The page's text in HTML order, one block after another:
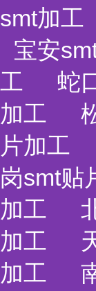
smt加工
宝安
工
蛇
加工
片加工
岗smt贴
加工
加工
加工